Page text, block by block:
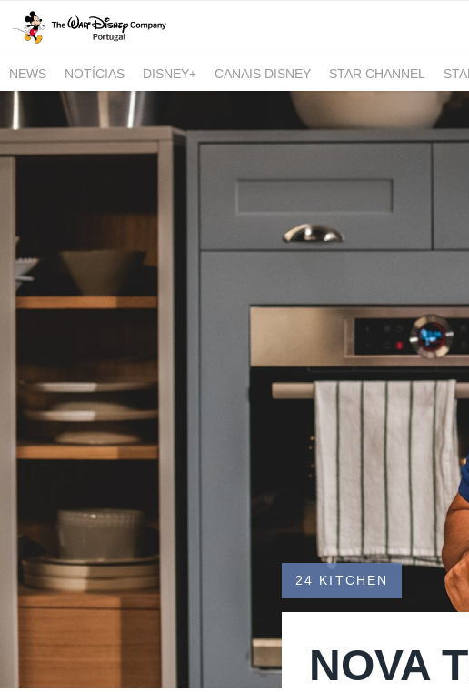
NEWS NOTÍCIAS DISNEY+ CANAIS DISNEY STAR CHANNEL
NATIONAL GEOGRAPHIC AND NATIONAL GEOGRAPHIC WILD
24 KITCHEN
NOVA